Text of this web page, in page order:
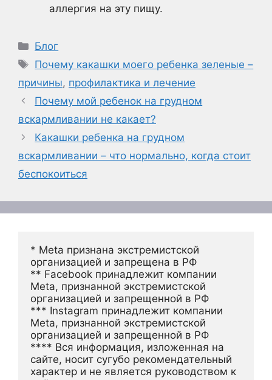
аллергия на эту пищу.
Рубрики
Блог
Метки
Почему какашки моего ребенка зеленые –
причины, профилактика и лечение
Почему мой ребенок на грудном
вскармливании не какает?
Какашки ребенка на грудном
вскармливании – что нормально, когда стоит
беспокоиться
* Meta признана экстремистской
организацией и запрещена в РФ
** Facebook принадлежит компании
Meta, признанной экстремистской
организацией и запрещенной в РФ
*** Instagram принадлежит компании
Meta, признанной экстремистской
организацией и запрещенной в РФ
**** Вся информация, изложенная на
сайте, носит сугубо рекомендательный
характер и не является руководством к